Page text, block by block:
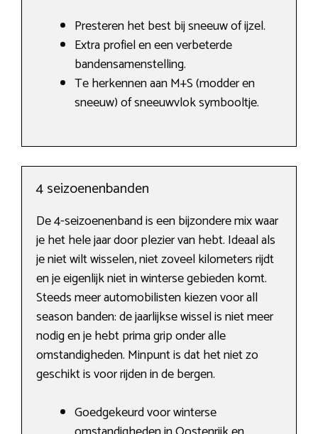
Presteren het best bij sneeuw of ijzel.
Extra profiel en een verbeterde
bandensamenstelling.
Te herkennen aan M+S (modder en
sneeuw) of sneeuwvlok symbooltje.
4 seizoenenbanden
De 4-seizoenenband is een bijzondere mix waar
je het hele jaar door plezier van hebt. Ideaal als
je niet wilt wisselen, niet zoveel kilometers rijdt
en je eigenlijk niet in winterse gebieden komt.
Steeds meer automobilisten kiezen voor all
season banden: de jaarlijkse wissel is niet meer
nodig en je hebt prima grip onder alle
omstandigheden. Minpunt is dat het niet zo
geschikt is voor rijden in de bergen.
Goedgekeurd voor winterse